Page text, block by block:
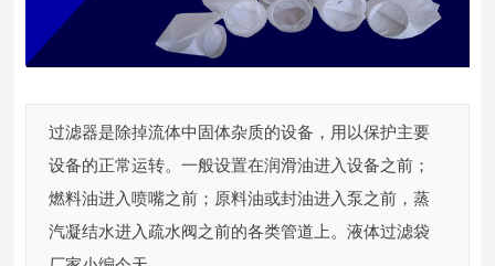
过滤器是除掉流体中固体杂质的设备，用以保护主要
设备的正常运转。一般设置在润滑油进入设备之前；
燃料油进入喷嘴之前；原料油或封油进入泵之前，蒸
汽凝结水进入疏水阀之前的各类管道上。液体过滤袋